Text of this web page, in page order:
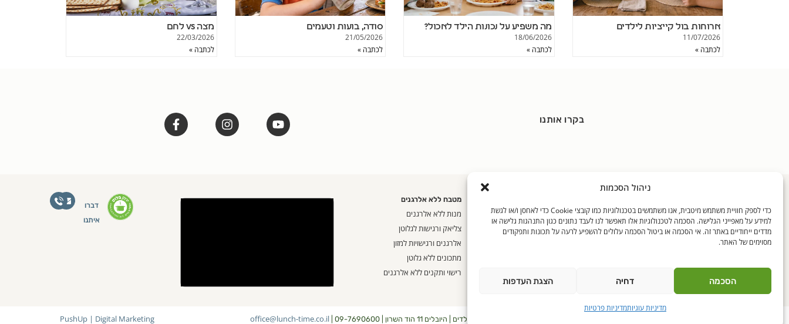
ניהול הסכמות
כדי לספק חוויית משתמש מיטבית, אנו משתמשים בטכנולוגיות כמו קובצי Cookie כדי לאחסן ו/או לגשת
למידע על מאפייני הגלישה. הסכמה לטכנולוגיות אלו תאפשר לנו לעבד נתונים כגון התנהגות גלישה או
מדדים ייחודיים באתר זה. אי הסכמה או ביטול הסכמה עלולים להשפיע לרעה על תכונות ותפקודים
מסוימים של האתר.
הסכמה דחיה הצגת העדפות
מדיניות עוגיותמדיניות פרטיות
ארוחות בול קייציות לילדים
11/07/2026
לכתבה »
מה משפיע על נכונות הילד לאכול?
18/06/2026
לכתבה »
סודה, בועות וטעמים
21/05/2026
לכתבה »
מצה vs לחם
22/03/2026
לכתבה »
בקרו אותנו
דף הבית
אודותינו
מגזין לאנץ טיים
מידע על האוכל שלנו
התפריטים שלנו
דבר התזונאית
מקיאטו חזק
מטבח ללא אלרגנים
מנות ללא אלרגנים
צליאק ורגישות לגלוטן
אלרגנים ורגישויות למזון
מתכונים ללא גלוטן
רישוי ותקנים ללא אלרגנים
דברו
איתנו
לאנץ' טיים – ארוחות צהריים לילדים | היובלים 11 הוד השרון | 09-7690600 | office@lunch-time.co.il
PushUp | Digital Marketing